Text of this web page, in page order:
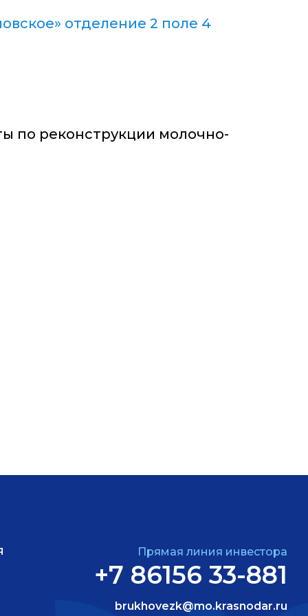
отделение 2 поле 4
по реконструкции молочно-
Прямая линия инвестора
+7 86156 33-881
brukhovezk@mo.krasnodar.ru